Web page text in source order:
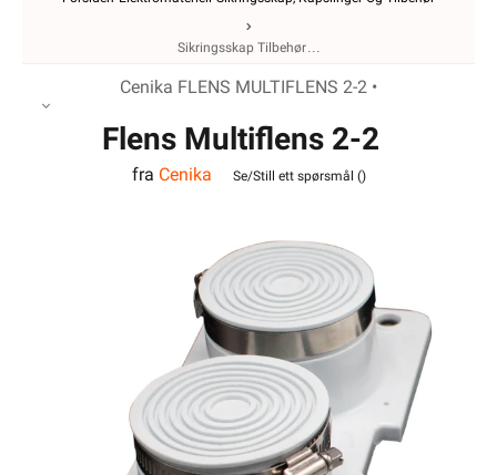
Sikringsskap Tilbehør
Cenika FLENS MULTIFLENS 2-2 •
Flens Multiflens 2-2
fra Cenika Se/Still ett spørsmål ()